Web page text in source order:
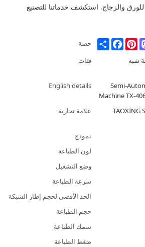
الأوتوماتيكية TX-4060ST للورق والزجاج. استكشف خدماتنا للتصنيع
حصة Share
FacebookPinterest
فئات
شبه
English details
Semi-
Machine TX-
علامة تجارية
TAOXING
نموذج
لون الطباعة
وضع التشغيل
سرعة الطباعة
الحد الأقصى لحجم إطار الشبكة
حجم الطباعة
سمك الطباعة
ضغط الطباعة